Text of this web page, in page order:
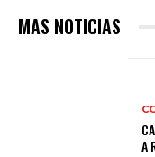
MAS NOTICIAS
A